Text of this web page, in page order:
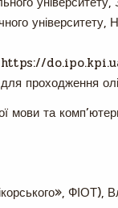
університету,
https://
проходження
мови та
ФІОТ),